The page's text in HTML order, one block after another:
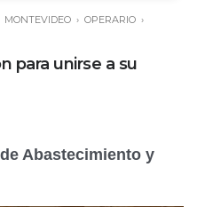
MONTEVIDEO › OPERARIO ›
para unirse a su
Abastecimiento y